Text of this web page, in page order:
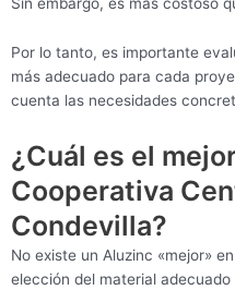
Por lo tanto, es importante
más adecuado para cada
cuenta las necesidades
¿Cuál es el
Cooperativa
Condevilla?
No existe un Aluzinc «mejor»
elección del material